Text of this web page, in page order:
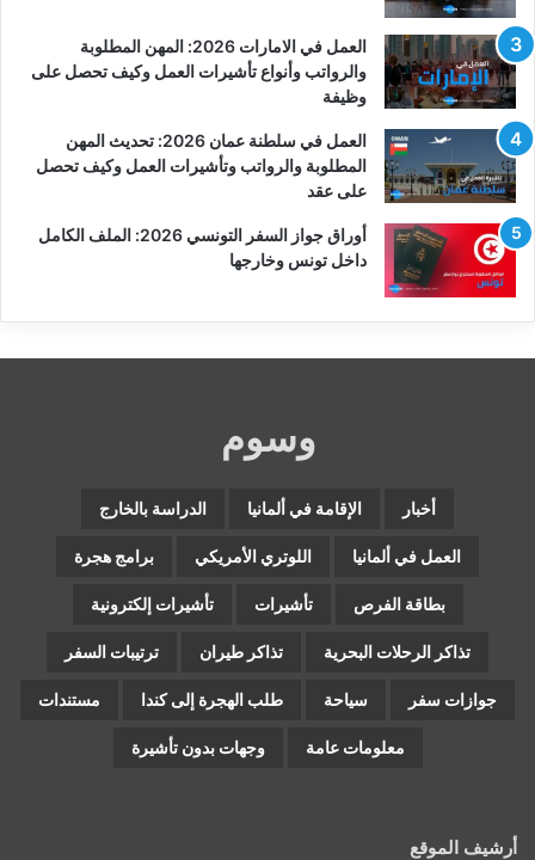
العمل في الامارات 2026: المهن المطلوبة
والرواتب وأنواع تأشيرات العمل وكيف تحصل على
وظيفة
العمل في سلطنة عمان 2026: تحديث المهن
المطلوبة والرواتب وتأشيرات العمل وكيف تحصل
على عقد
أوراق جواز السفر التونسي 2026: الملف الكامل
داخل تونس وخارجها
وسوم
أخبار الإقامة في ألمانيا الدراسة بالخارج
العمل في ألمانيا اللوتري الأمريكي برامج هجرة
بطاقة الفرص تأشيرات تأشيرات إلكترونية
تذاكر الرحلات البحرية تذاكر طيران ترتيبات السفر
جوازات سفر سياحة طلب الهجرة إلى كندا مستندات
معلومات عامة وجهات بدون تأشيرة
أرشيف الموقع